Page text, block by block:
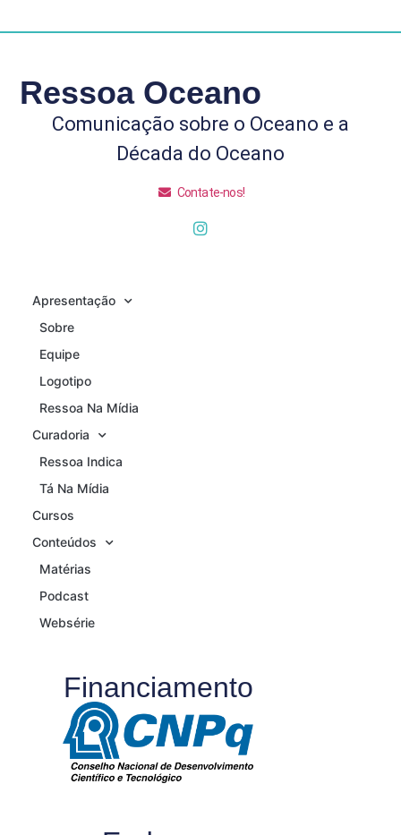
Ressoa Oceano
Comunicação sobre o Oceano e a
Década do Oceano
Contate-nos!
Apresentação
Sobre
Equipe
Logotipo
Ressoa Na Mídia
Curadoria
Ressoa Indica
Tá Na Mídia
Cursos
Conteúdos
Matérias
Podcast
Websérie
Financiamento